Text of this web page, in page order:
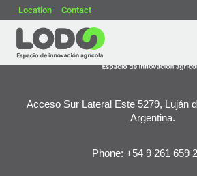
Location Contact
Acceso Sur Lateral Este 5279, Luján
Argentina.
Phone: +54 9 261 659